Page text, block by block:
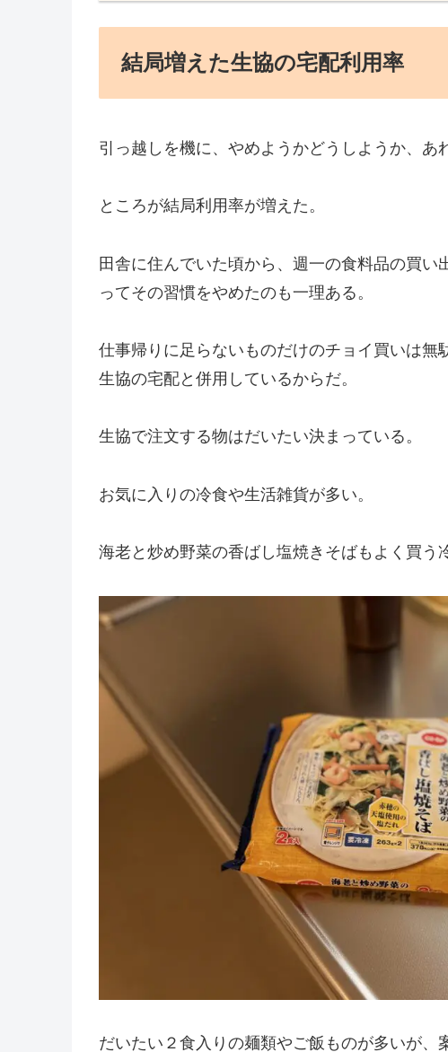
結局増えた生協の宅配利用率
引っ越しを機に、やめようかどうしようか、あ
ところが結局利用率が増えた。
田舎に住んでいた頃から、週一の食料品の買
ってその習慣をやめたのも一理ある。
仕事帰りに足らないものだけのチョイ買いは
生協の宅配と併用しているからだ。
生協で注文する物はだいたい決まっている。
お気に入りの冷食や生活雑貨が多い。
海老と炒め野菜の香ばし塩焼きそばもよく買う
だいたい２食入りの麺類やご飯ものが多いが、